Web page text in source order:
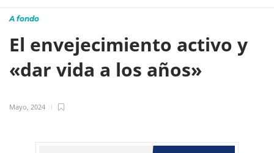
A fondo
El envejecimiento activo y
«dar vida a los años»
Mayo, 2024